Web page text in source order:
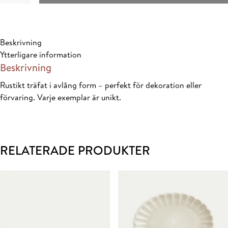
Beskrivning
Ytterligare information
Beskrivning
Rustikt träfat i avlång form – perfekt för dekoration eller
förvaring. Varje exemplar är unikt.
RELATERADE PRODUKTER